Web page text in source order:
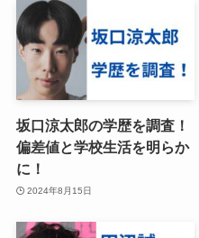
坂口涼太郎の学歴を調査！
偏差値と学校生活を明らか
に！
2024年8月15日